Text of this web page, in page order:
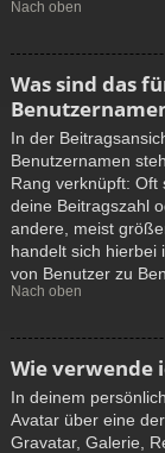
Nach oben
Was sind das
In der
Benutzernamen
Rang verknüpft: Oft
deine Beitragszahl
andere, meist
handelt sich hierbei
von Benutzer zu
Nach oben
Wie verwende
In deinem
Avatar über eine
Gravatar, Galerie,